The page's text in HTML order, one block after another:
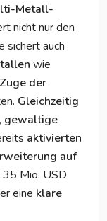
Metall-
nicht nur den
sichert auch
wie
der
Gleichzeitig
, gewaltige
aktivierten
auf
35 Mio. USD
eine klare